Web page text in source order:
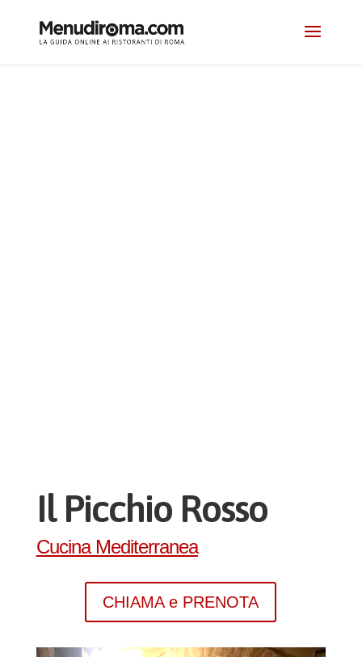
Il Picchio Rosso
Cucina Mediterranea
CHIAMA e PRENOTA